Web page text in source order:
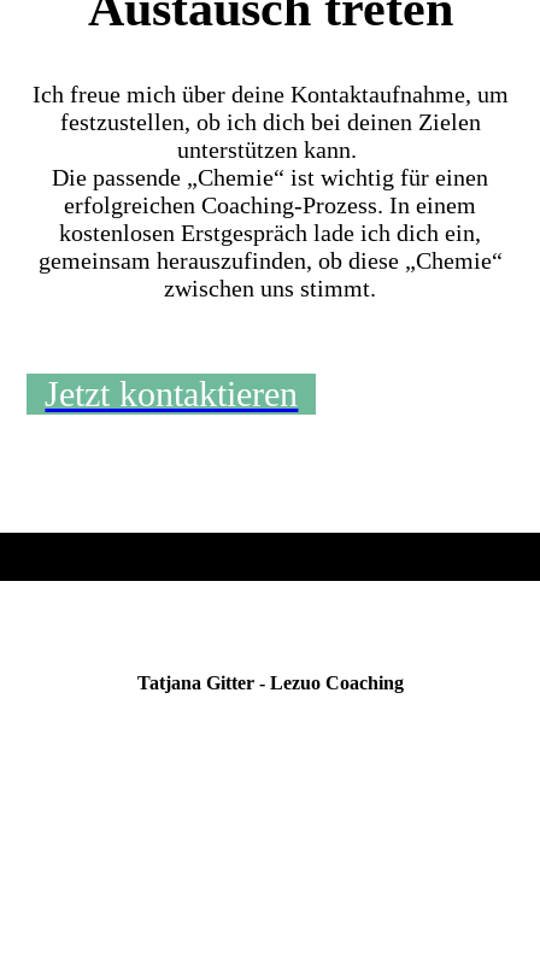
Ich freue mich über deine Kontaktaufnahme, um
festzustellen, ob ich dich bei deinen Zielen
unterstützen kann.
Die passende „Chemie“ ist wichtig für einen
erfolgreichen Coaching-Prozess. In einem
kostenlosen Erstgespräch lade ich dich ein,
gemeinsam herauszufinden, ob diese „Chemie“
zwischen uns stimmt.
Jetzt kontaktieren
Tatjana Gitter - Lezuo Coaching